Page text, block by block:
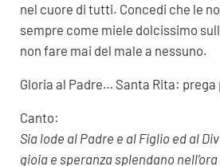
nel cuore di tutti. Concedi che le
sempre come miele dolcissimo
non fare mai del male a nessuno.
Gloria al Padre… Santa Rita: prega
Canto:
Sia lode al Padre e al Figlio ed al
gioia e speranza splendano